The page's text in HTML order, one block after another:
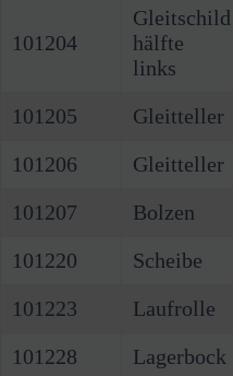
101204
Gleitschild
hälfte
links
101205 Gleitteller
101206
Gleitteller
101207
Bolzen
101220
Scheibe
101223
Laufrolle
101228
Lagerbock